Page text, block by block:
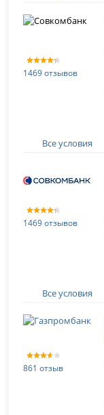
1469 отзывов
Все условия
1469 отзывов
Все условия
861 отзыв